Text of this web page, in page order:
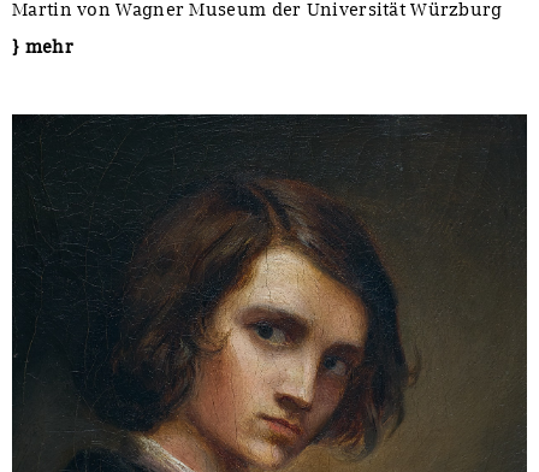
Martin von Wagner Museum der Universität Würzburg
} mehr